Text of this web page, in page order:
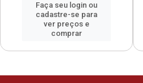
Faça seu login ou
cadastre-se para
ver preços e
comprar